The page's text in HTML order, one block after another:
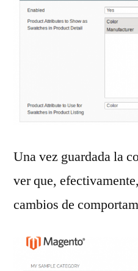
Una vez guardada la
ver que,
cambios de